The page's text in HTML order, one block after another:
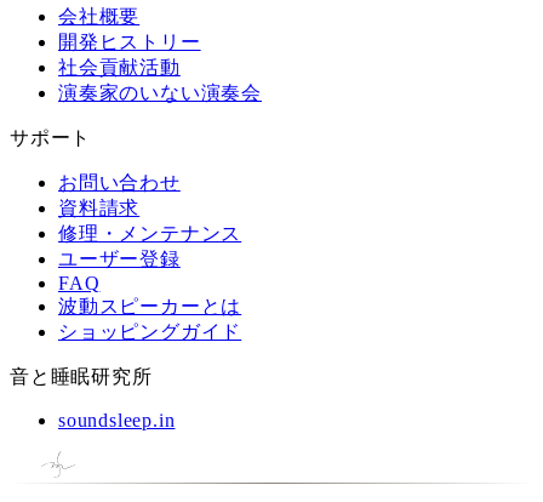
会社概要
開発ヒストリー
社会貢献活動
演奏家のいない演奏会
サポート
お問い合わせ
資料請求
修理・メンテナンス
ユーザー登録
FAQ
波動スピーカーとは
ショッピングガイド
音と睡眠研究所
soundsleep.in